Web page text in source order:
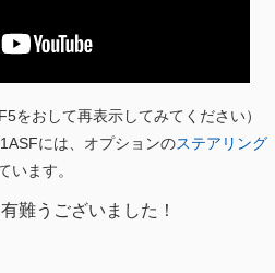
をおして再表示してみてください）
には、オプションのステアリング
います。
難うございました！